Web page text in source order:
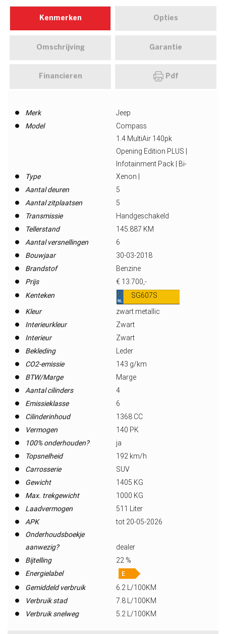
Kenmerken Opties
Omschrijving Garantie
Financieren Pdf
Merk
Jeep
Model
Compass
Type
1.4 MultiAir 140pk
Opening Edition PLUS |
Infotainment Pack | Bi-
Xenon |
Aantal deuren
5
Aantal zitplaatsen
5
Transmissie
Handgeschakeld
Tellerstand
145.887 KM
Aantal versnellingen
6
Bouwjaar
30-03-2018
Brandstof
Benzine
Prijs
€ 13.700,-
Kenteken
SG607S
Kleur
zwart metallic
Interieurkleur
Zwart
Interieur
Zwart
Bekleding
Leder
CO2-emissie
143 g/km
BTW/Marge
Marge
Aantal cilinders
4
Emissieklasse
6
Cilinderinhoud
1368 CC
Vermogen
140 PK
100% onderhouden?
ja
Topsnelheid
192 km/h
Carrosserie
SUV
Gewicht
1405 KG
Max. trekgewicht
1000 KG
Laadvermogen
511 Liter
APK
tot 20-05-2026
Onderhoudsboekje
aanwezig?
dealer
Bijtelling
22 %
Energielabel
Gemiddeld verbruik
6.2 L/100KM
Verbruik stad
7.8 L/100KM
Verbruik snelweg
5.2 L/100KM